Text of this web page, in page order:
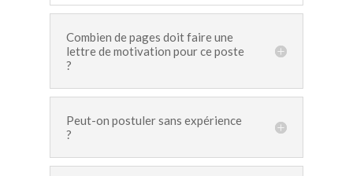
Combien de pages doit faire une
lettre de motivation pour ce poste
?
Peut-on postuler sans expérience
?